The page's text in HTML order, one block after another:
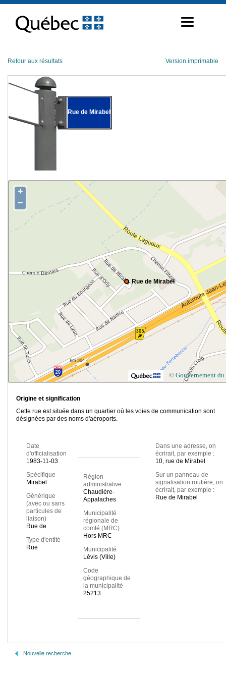
contenu
Retour aux résultats Version imprimable
Rue de Mirabel
Rue de Mirabel
+
−
© Gouvernement du
Origine et signification
Cette rue est située dans un quartier où les voies de communication sont
désignées par des noms d'aéroports.
Date
d'officialisation
1983-11-03
Spécifique
Mirabel
Générique
(avec ou sans
particules de
liaison)
Rue de
Type d'entité
Rue
Région
administrative
Chaudière-
Appalaches
Municipalité
régionale de
comté (MRC)
Hors MRC
Municipalité
Lévis (Ville)
Code
géographique de
la municipalité
25213
Dans une adresse, on
écrirait, par exemple :
10, rue de Mirabel
Sur un panneau de
signalisation routière, on
écrirait, par exemple :
Rue de Mirabel
Nouvelle recherche